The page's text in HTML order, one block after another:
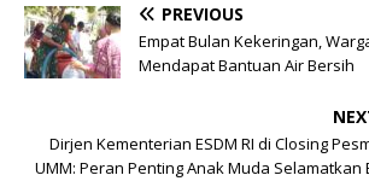
PREVIOUS
Empat Bulan Kekeringan,
Mendapat Bantuan Air Bersih
Dirjen Kementerian ESDM RI di Closing
UMM: Peran Penting Anak Muda Selamatkan